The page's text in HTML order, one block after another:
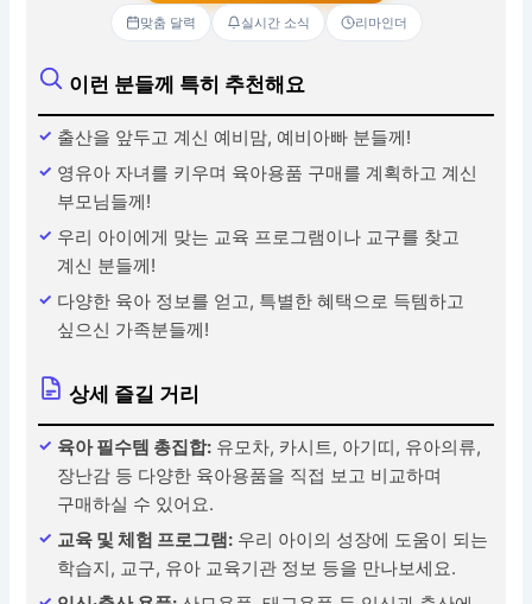
맞춤 달력 실시간 소식 리마인더
이런 분들께 특히 추천해요
출산을 앞두고 계신 예비맘, 예비아빠 분들께!
영유아 자녀를 키우며 육아용품 구매를 계획하고 계신
부모님들께!
우리 아이에게 맞는 교육 프로그램이나 교구를 찾고
계신 분들께!
다양한 육아 정보를 얻고, 특별한 혜택으로 득템하고
싶으신 가족분들께!
상세 즐길 거리
육아 필수템 총집합: 유모차, 카시트, 아기띠, 유아의류,
장난감 등 다양한 육아용품을 직접 보고 비교하며
구매하실 수 있어요.
교육 및 체험 프로그램: 우리 아이의 성장에 도움이 되는
학습지, 교구, 유아 교육기관 정보 등을 만나보세요.